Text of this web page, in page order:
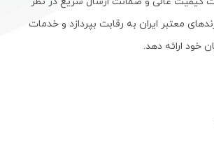
معتبر ایران به رقابت بپردازد و خدمات
خود ارائه دهد.